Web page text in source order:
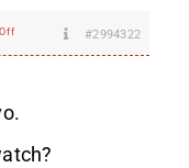
#2994322